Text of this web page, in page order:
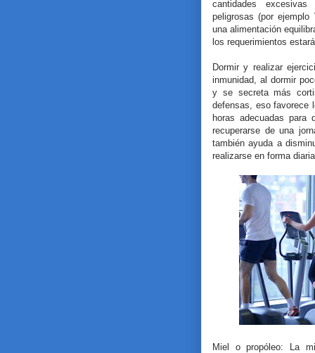
cantidades
peligrosas (por
una alimentación
los requerimientos
Dormir y realizar
inmunidad, al dormir
y se secreta más
defensas, eso favorece
horas adecuadas
recuperarse de una
también ayuda a
realizarse en forma
Miel o propóleo: La